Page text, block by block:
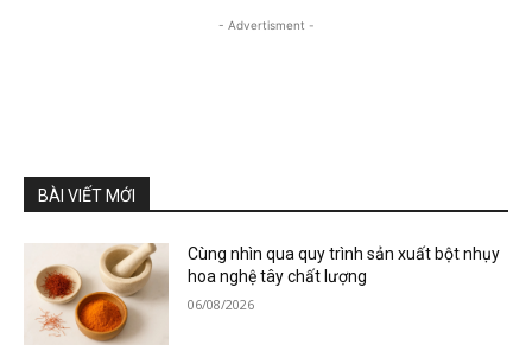
- Advertisment -
BÀI VIẾT MỚI
Cùng nhìn qua quy trình sản xuất bột nhụy
hoa nghệ tây chất lượng
06/08/2026